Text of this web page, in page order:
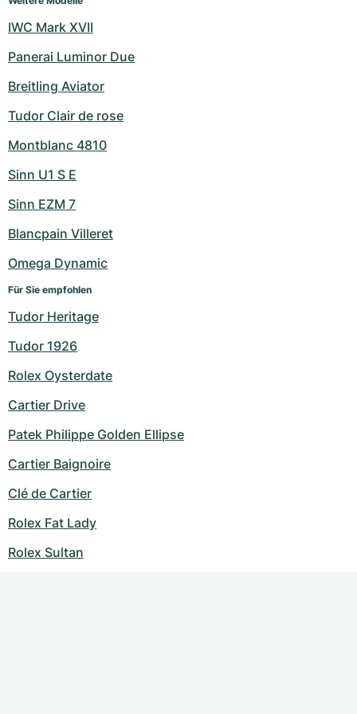
IWC Mark XVII
Panerai Luminor Due
Breitling Aviator
Tudor Clair de rose
Montblanc 4810
Sinn U1 S E
Sinn EZM 7
Blancpain Villeret
Omega Dynamic
Für Sie empfohlen
Tudor Heritage
Tudor 1926
Rolex Oysterdate
Cartier Drive
Patek Philippe Golden Ellipse
Cartier Baignoire
Clé de Cartier
Rolex Fat Lady
Rolex Sultan